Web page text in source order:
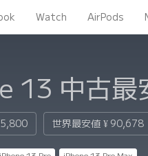
Watch AirPods
13 中古最
世界最安値 ¥ 90,678